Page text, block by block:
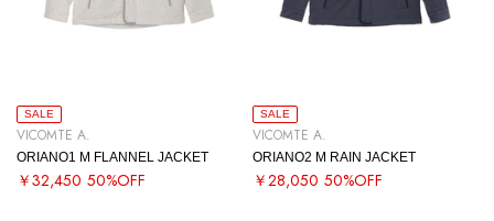
SALE
VICOMTE A.
ORIANO1 M FLANNEL JACKET
￥32,450 50%OFF
SALE
VICOMTE A.
ORIANO2 M RAIN JACKET
￥28,050 50%OFF